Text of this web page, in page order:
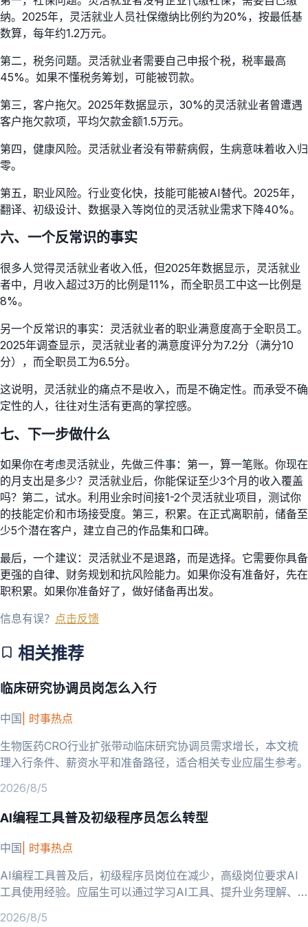
纳。2025年，灵活就业人员社保缴纳比例约为20%，按最低基
数算，每年约1.2万元。
第二，税务问题。灵活就业者需要自己申报个税，税率最高
45%。如果不懂税务筹划，可能被罚款。
第三，客户拖欠。2025年数据显示，30%的灵活就业者曾遭遇
客户拖欠款项，平均欠款金额1.5万元。
第四，健康风险。灵活就业者没有带薪病假，生病意味着收入归
零。
第五，职业风险。行业变化快，技能可能被AI替代。2025年，
翻译、初级设计、数据录入等岗位的灵活就业需求下降40%。
六、一个反常识的事实
很多人觉得灵活就业者收入低，但2025年数据显示，灵活就业
者中，月收入超过3万的比例是11%，而全职员工中这一比例是
8%。
另一个反常识的事实：灵活就业者的职业满意度高于全职员工。
2025年调查显示，灵活就业者的满意度评分为7.2分（满分10
分），而全职员工为6.5分。
这说明，灵活就业的痛点不是收入，而是不确定性。而承受不确
定性的人，往往对生活有更高的掌控感。
七、下一步做什么
如果你在考虑灵活就业，先做三件事：第一，算一笔账。你现在
的月支出是多少？灵活就业后，你能保证至少3个月的收入覆盖
吗？第二，试水。利用业余时间接1-2个灵活就业项目，测试你
的技能定价和市场接受度。第三，积累。在正式离职前，储备至
少5个潜在客户，建立自己的作品集和口碑。
最后，一个建议：灵活就业不是退路，而是选择。它需要你具备
更强的自律、财务规划和抗风险能力。如果你没有准备好，先在
职积累。如果你准备好了，做好储备再出发。
信息有误？ 点击反馈
相关推荐
临床研究协调员岗怎么入行
中国 时事热点
生物医药CRO行业扩张带动临床研究协调员需求增长，本文梳
理入行条件、薪资水平和准备路径，适合相关专业应届生参考。
2026/8/5
AI编程工具普及初级程序员怎么转型
中国
时事热点
AI编程工具普及后，初级程序员岗位在减少，高级岗位要求AI
工具使用经验。应届生可以通过学习AI工具、提升业务理解、
2026/8/5